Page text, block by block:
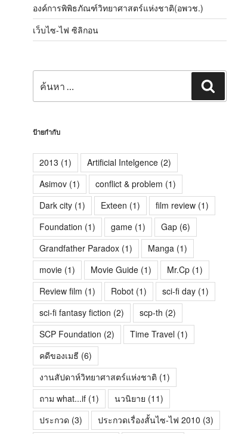
องค์การพิพิธภัณฑ์วิทยาศาสตร์แห่งชาติ(อพวช.)
เว็บไซ-ไฟ ซิลิกอน
ป้ายกำกับ
2013 (1) Artificial Intelgence(2)
Asimov(1) conflict & problem (1)
Dark city(1) Exteen (1) film review(1)
Foundation (1) game(1) Gap(6)
Grandfather Paradox(1) Manga (1)
movie(1) Movie Guide(1) Mr.Cp(1)
Review film (1) Robot(1) sci-fi day(1)
sci-fi fantasy fiction (2) scp-th (2)
SCP Foundation (2) Time Travel(1)
คดีของเมธี (6)
งานสัปดาห์วิทยาศาสตร์แห่งชาติ (1)
ถาม what...if(1) นวนิยาย (11)
ประกวด (3) ประกวดเรื่องสั้นไซ-ไฟ 2010 (3)